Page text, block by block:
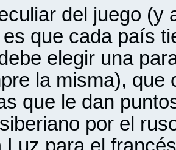
del juego (y
que cada país
elegir una
la misma), que
que le dan
por el
Luz para el